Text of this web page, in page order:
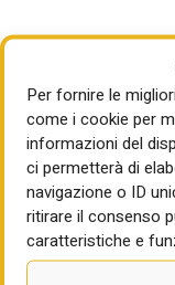
Per fornire le
come i cookie per
informazioni del
ci permetterà di
navigazione o ID
ritirare il consenso
caratteristiche e